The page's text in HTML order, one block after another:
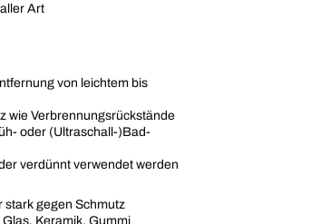
Art
von leichtem bis
wie Verbrennungsrückstände
oder (Ultraschall-)Bad-
verdünnt verwendet werden
stark gegen Schmutz
Keramik, Gummi